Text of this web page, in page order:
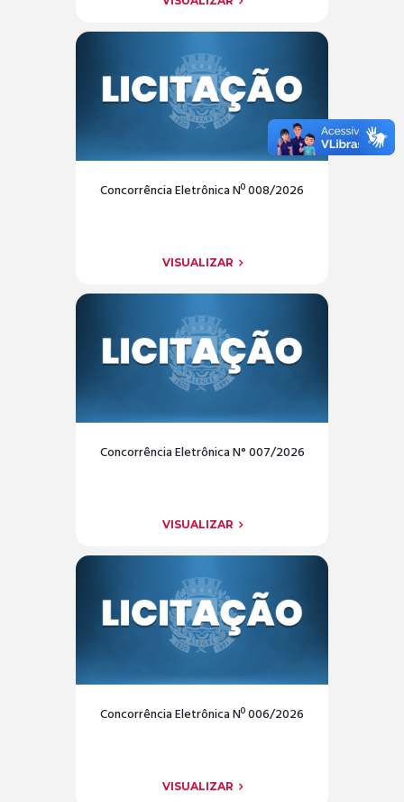
Concorrência Eletrônica Nº 008/2026
VISUALIZAR
Concorrência Eletrônica N° 007/2026
VISUALIZAR
Concorrência Eletrônica Nº 006/2026
VISUALIZAR